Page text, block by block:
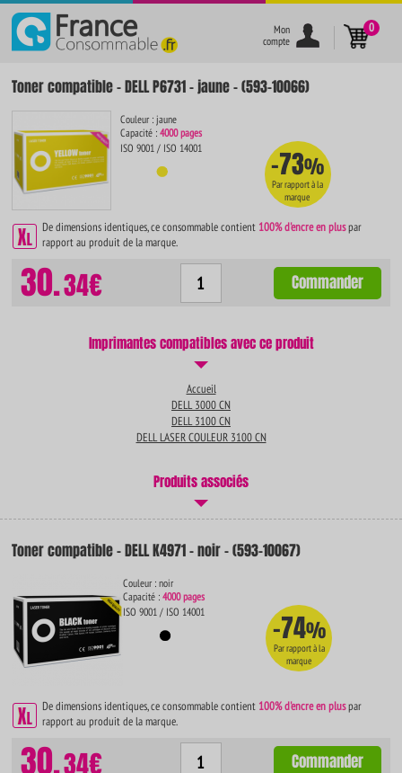
}
Mon
compte
0
Toner compatible - DELL P6731 - jaune - (593-10066)
Couleur : jaune
Capacité :4000 pages
ISO 9001 / ISO 14001
-73%
Par rapport à la
marque
De dimensions identiques, ce consommable contient 100% d'encre en pluspar
rapport au produit de la marque.
30.34€ Commander
Imprimantes compatibles avec ce produit
Accueil
DELL 3000 CN
DELL 3100 CN
DELL LASER COULEUR 3100 CN
Produits associés
Toner compatible - DELL K4971 - noir - (593-10067)
Couleur : noir
Capacité :4000 pages
ISO 9001 / ISO 14001
-74%
Par rapport à la
marque
De dimensions identiques, ce consommable contient 100% d'encre en pluspar
rapport au produit de la marque.
30.34€ Commander